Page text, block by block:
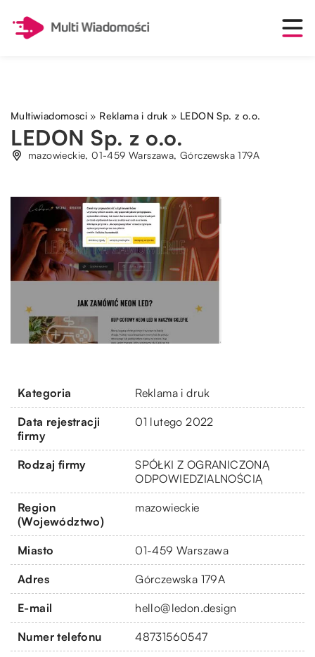
Multiwiadomosci » Reklama i druk » LEDON Sp. z o.o.
LEDON Sp. z o.o.
mazowieckie, 01-459 Warszawa, Górczewska 179A
Kategoria Reklama i druk
Data rejestracji
firmy
01 lutego 2022
Rodzaj firmy
SPÓŁKI Z OGRANICZONĄ
ODPOWIEDZIALNOŚCIĄ
Region
(Województwo)
mazowieckie
Miasto 01-459 Warszawa
Adres Górczewska 179A
E-mail hello@ledon.design
Numer telefonu 48731560547